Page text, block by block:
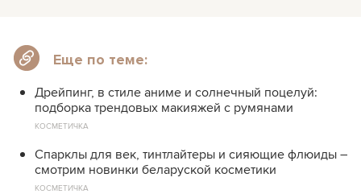
Еще по теме:
Дрейпинг, в стиле аниме и солнечный поцелуй:
подборка трендовых макияжей с румянами
КОСМЕТИЧКА
Спарклы для век, тинтлайтеры и сияющие флюиды –
смотрим новинки беларуской косметики
КОСМЕТИЧКА